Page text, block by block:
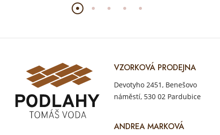
VZORKOVÁ PRODEJNA
Devotyho 2451, Benešovo
náměstí, 530 02 Pardubice
ANDREA MARKOVÁ